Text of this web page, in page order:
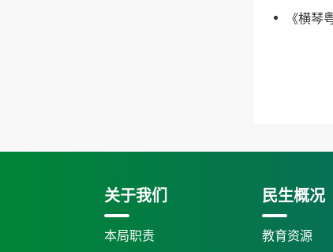
《横琴
关于我们
本局职责
民生概况
教育资源